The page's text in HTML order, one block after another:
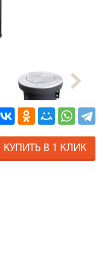
КУПИТЬ В 1 КЛИК